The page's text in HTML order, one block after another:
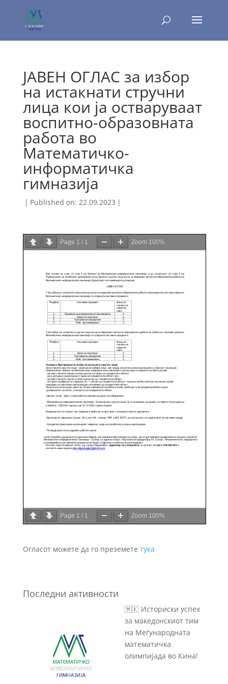
ЈАВЕН ОГЛАС за избор
на истакнати стручни
лица кои ја остваруваат
воспитно-образовната
работа во
Математичко-
информатичка
гимназија
| Published on: 22.09.2023 |
Page 1 / 1 Zoom 100%
Page 1 / 1 Zoom 100%
Огласот можете да го преземете тука
Последни активности
🇲🇰 Историски успех
за македонскиот тим
на Меѓународната
математичка
олимпијада во Кина!